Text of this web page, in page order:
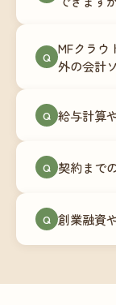
め、別途
ます。
簿デー
での変
Q MFクラウ
外の会計
供して
します
Q 給与計算
怠集計あ
す。人数
Q 契約まで
（30〜
→ ③お見
談から
Q 創業融資